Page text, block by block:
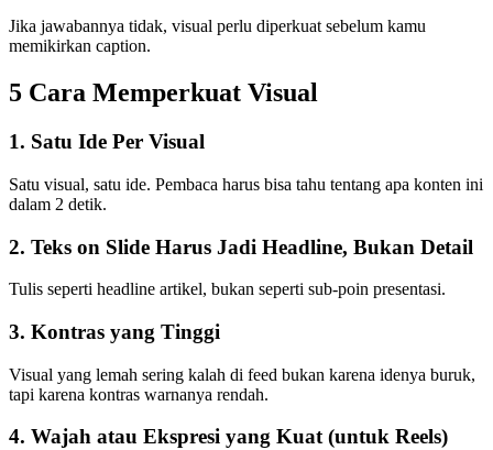
Jika jawabannya tidak, visual perlu diperkuat sebelum kamu
memikirkan caption.
5 Cara Memperkuat Visual
1. Satu Ide Per Visual
Satu visual, satu ide. Pembaca harus bisa tahu tentang apa konten ini
dalam 2 detik.
2. Teks on Slide Harus Jadi Headline, Bukan Detail
Tulis seperti headline artikel, bukan seperti sub-poin presentasi.
3. Kontras yang Tinggi
Visual yang lemah sering kalah di feed bukan karena idenya buruk,
tapi karena kontras warnanya rendah.
4. Wajah atau Ekspresi yang Kuat (untuk Reels)